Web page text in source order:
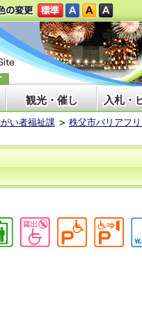
観光・催し 入札・
い者福祉課 秩父市バリアフ